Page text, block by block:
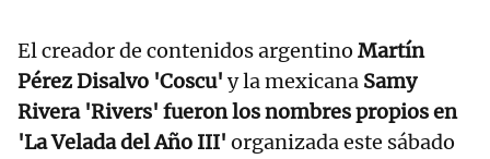
El creador de contenidos argentino Martín
Pérez Disalvo 'Coscu' y la mexicana Samy
Rivera 'Rivers' fueron los nombres propios en
'La Velada del Año III' organizada este sábado